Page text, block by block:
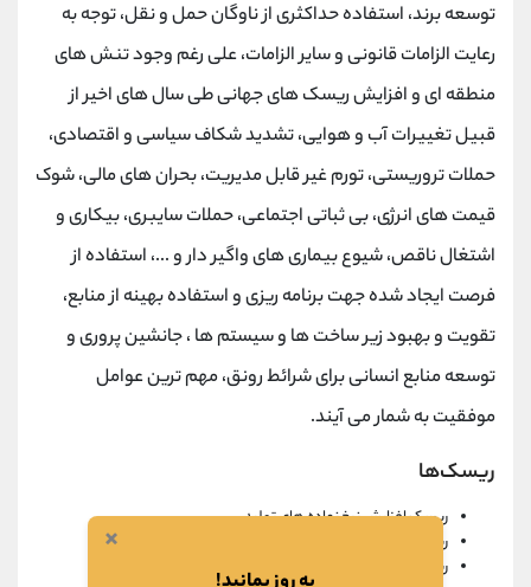
توسعه برند، استفاده حداکثری از ناوگان حمل و نقل، توجه به
رعایت الزامات قانونی و سایر الزامات، على رغم وجود تنش های
منطقه ای و افزایش ریسک های جهانی طی سال های اخیر از
قبیل تغییرات آب و هوایی، تشدید شکاف سیاسی و اقتصادی،
حملات تروریستی، تورم غیر قابل مدیریت، بحران های مالی، شوک
قیمت های انرژی، بی ثباتی اجتماعی، حملات سایبری، بیکاری و
اشتغال ناقص، شیوع بیماری های واگیر دار و ...، استفاده از
فرصت ایجاد شده جهت برنامه ریزی و استفاده بهینه از منابع،
تقویت و بهبود زیر ساخت ها و سیستم ها ، جانشین پروری و
توسعه منابع انسانی برای شرائط رونق، مهم ترین عوامل
موفقیت به شمار می آیند.
ریسک‌ها
ریسک افزایش نرخ نهاده های تولید
ریسک نوسانات نرخ ارز
ریسک افزایش قیمت انرژی
×